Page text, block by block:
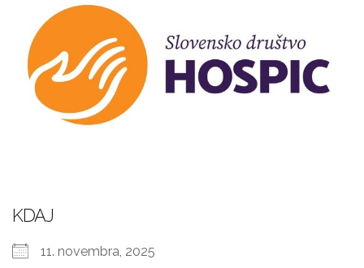
KDAJ
11. novembra, 2025